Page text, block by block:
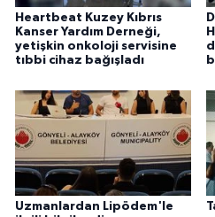
Heartbeat Kuzey Kıbrıs
Kanser Yardım Derneği,
yetişkin onkoloji servisine
tıbbi cihaz bağışladı
Uzmanlardan Lipödem'le